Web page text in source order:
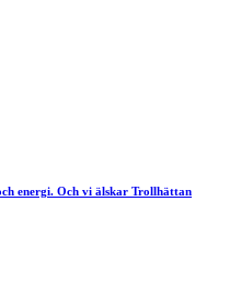
energi. Och vi älskar Trollhättan